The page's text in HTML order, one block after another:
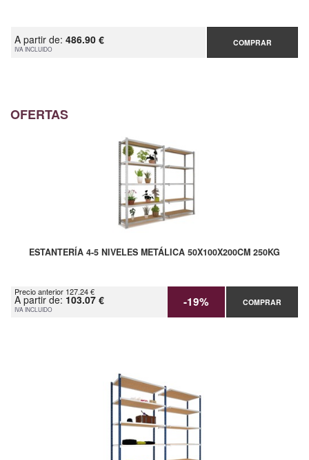
A partir de: 486.90 €
IVA INCLUIDO
COMPRAR
OFERTAS
ESTANTERÍA 4-5 NIVELES METÁLICA 50X100X200CM 250KG
Precio anterior 127.24 €
A partir de: 103.07 €
IVA INCLUIDO -19% COMPRAR